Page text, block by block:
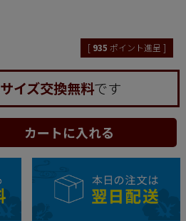
[ 935 ポイント進呈 ]
サイズ交換無料です
カートに入れる